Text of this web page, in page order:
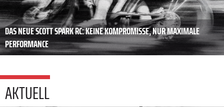
DAS NEUE SCOTT SPARK RC: KEINE KOMPROMISSE, NUR MAXIMALE
PERFORMANCE
AKTUELL